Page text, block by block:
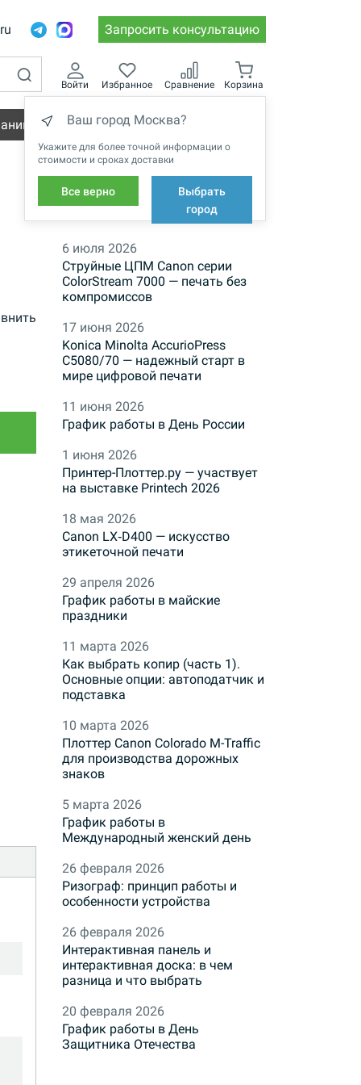
Запросить консультацию
Войти Избранное Сравнение Корзина
Ваш город Москва?
Укажите для более точной информации о
стоимости и сроках доставки
Все верно
Выбрать
город
Вакансии
НОВОСТИ
6 июля 2026
Струйные ЦПМ Canon серии
ColorStream 7000 — печать без
компромиссов
17 июня 2026
Konica Minolta AccurioPress
C5080/70 — надежный старт в
мире цифровой печати
11 июня 2026
График работы в День России
1 июня 2026
Принтер-Плоттер.ру — участвует
на выставке Printech 2026
18 мая 2026
Canon LX‑D400 — искусство
этикеточной печати
29 апреля 2026
График работы в майские
праздники
11 марта 2026
Как выбрать копир (часть 1).
Основные опции: автоподатчик и
подставка
10 марта 2026
Плоттер Canon Colorado M-Traffic
для производства дорожных
знаков
5 марта 2026
График работы в
Международный женский день
26 февраля 2026
Ризограф: принцип работы и
особенности устройства
26 февраля 2026
Интерактивная панель и
интерактивная доска: в чем
разница и что выбрать
20 февраля 2026
График работы в День
Защитника Отечества